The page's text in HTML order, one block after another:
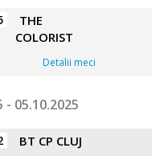
THE
COLORIST
Detalii meci
- 05.10.2025
BT CP CLUJ